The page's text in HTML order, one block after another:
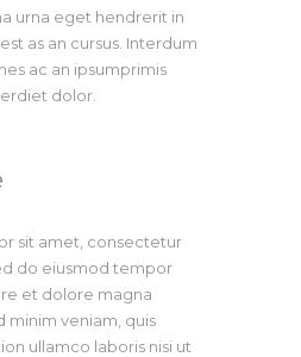
urna eget hendrerit in
as an cursus. Interdum
ac an ipsumprimis
dolor.
sit amet, consectetur
do eiusmod tempor
et dolore magna
minim veniam, quis
ullamco laboris nisi ut